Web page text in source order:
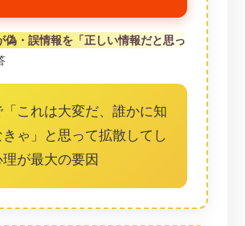
偽・誤情報を「正しい情報だと思っ
「これは大変だ、誰かに知
きゃ」と思って拡散してし
理が最大の要因